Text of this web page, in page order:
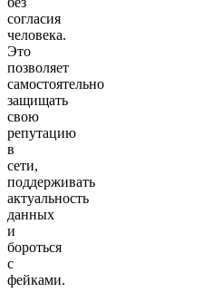
согласия
человека.
Это
позволяет
самостоятельно
защищать
свою
репутацию
в
сети,
поддерживать
актуальность
данных
и
бороться
с
фейками.